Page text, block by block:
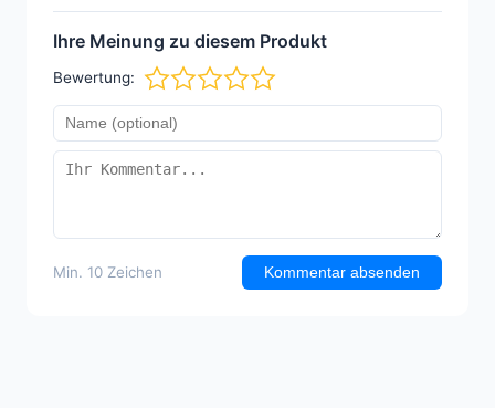
Ihre Meinung zu diesem Produkt
Bewertung:
Min. 10 Zeichen Kommentar absenden